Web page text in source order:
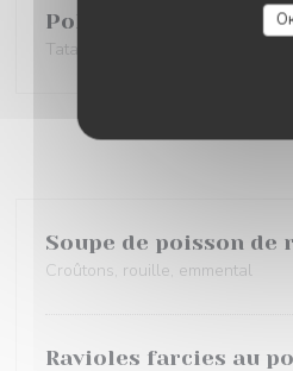
Poke bowl
Tataki de thon, avocat, julienne
Soupe de poisson de
Croûtons, rouille, emmental
Ravioles farcies au